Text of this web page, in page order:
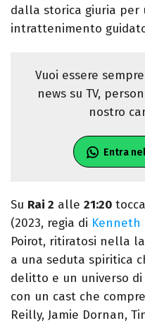
dalla storica giuria per
intrattenimento
Vuoi essere
news su TV,
nostro
Entra
Su Rai 2 alle 21:20
(2023, regia di Kenneth
Poirot, ritiratosi nella
a una seduta spiritica
delitto e un universo
con un cast che
Reilly, Jamie Dornan,